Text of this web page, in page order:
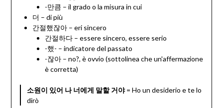
-만큼 – il grado o la misura in cui
더 – di più
간절했잖아 – eri sincero
간절하다 – essere sincero, essere serio
-했- – indicatore del passato
-잖아 – no?, è ovvio (sottolinea che un'affermazione
è corretta)
소원이 있어 나 너에게 말할 거야= Ho un desiderio e te lo
dirò